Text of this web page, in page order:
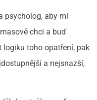
psycholog, aby mi
chci a buď
logiku toho opatření, pak
a nejsnazší,